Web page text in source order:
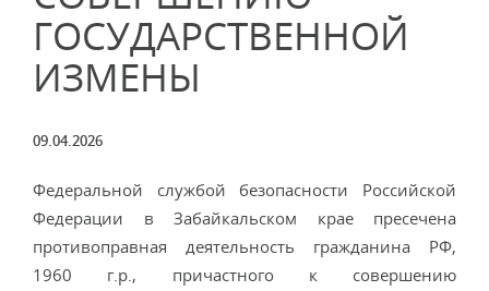
ГОСУДАРСТВЕННОЙ
ИЗМЕНЫ
09.04.2026
Федеральной службой безопасности Российской
Федерации в Забайкальском крае пресечена
противоправная деятельность гражданина РФ,
1960 г.р., причастного к совершению